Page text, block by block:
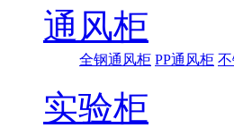
通风柜
全钢通风柜 PP通风柜
实验柜